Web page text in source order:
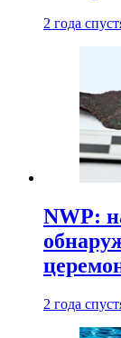
2 года
NWP:
2 года